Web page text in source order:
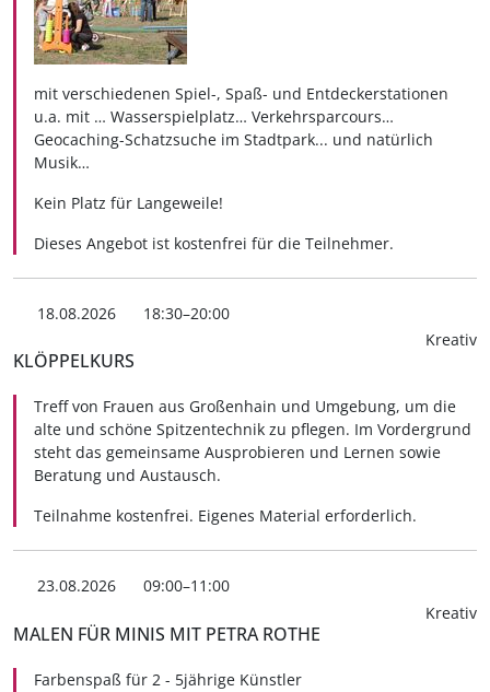
mit verschiedenen Spiel-, Spaß- und Entdeckerstationen
u.a. mit … Wasserspielplatz… Verkehrsparcours…
Geocaching-Schatzsuche im Stadtpark... und natürlich
Musik…
Kein Platz für Langeweile!
Dieses Angebot ist kostenfrei für die Teilnehmer.
18.08.2026
18:30–20:00
Kreativ
KLÖPPELKURS
Treff von Frauen aus Großenhain und Umgebung, um die
alte und schöne Spitzentechnik zu pflegen. Im Vordergrund
steht das gemeinsame Ausprobieren und Lernen sowie
Beratung und Austausch.
Teilnahme kostenfrei. Eigenes Material erforderlich.
23.08.2026
09:00–11:00
Kreativ
MALEN FÜR MINIS MIT PETRA ROTHE
Farbenspaß für 2 - 5jährige Künstler